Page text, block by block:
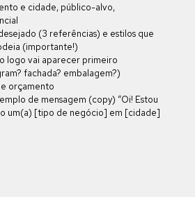
e cidade, público-alvo,
(3 referências) e estilos que
(importante!)
logo vai aparecer primeiro
fachada? embalagem?)
orçamento
de mensagem (copy) “Oi! Estou
um(a) [tipo de negócio] em [cidade]